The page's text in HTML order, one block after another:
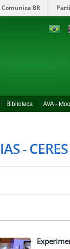
Comunica BR
Biblioteca AVA -
- CERES